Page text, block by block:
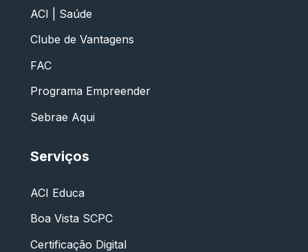
ACI | Saúde
Clube de Vantagens
FAC
Programa Empreender
Sebrae Aqui
Serviços
ACI Educa
Boa Vista SCPC
Certificação Digital